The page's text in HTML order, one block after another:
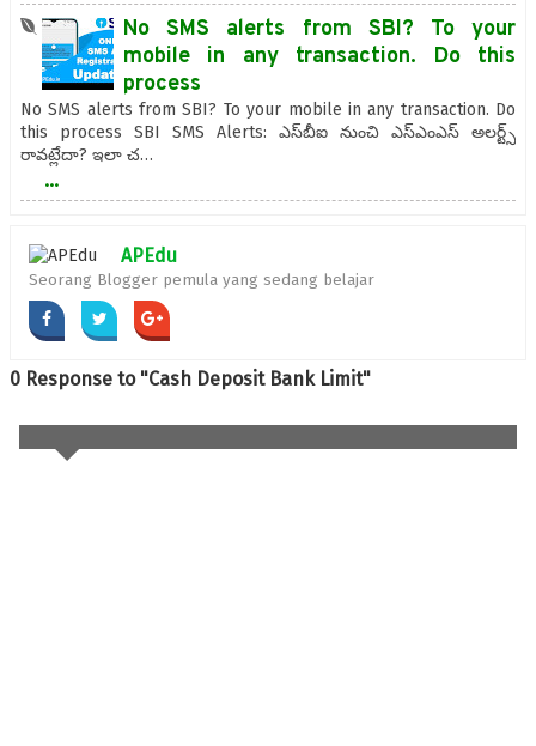
No SMS alerts from SBI? To your
mobile in any transaction. Do this
process
No SMS alerts from SBI? To your mobile in any transaction. Do
this process SBI SMS Alerts: ఎస్‌బీఐ నుంచి ఎస్ఎంఎస్ అలర్ట్స్
రావట్లేదా? ఇలా చ…
...
APEdu
Seorang Blogger pemula yang sedang belajar
0 Response to "Cash Deposit Bank Limit"